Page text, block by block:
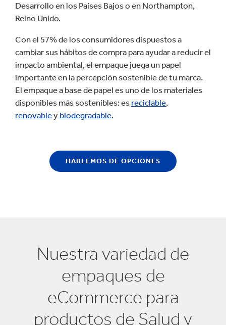
Desarrollo en los Países Bajos o en Northampton,
Reino Unido.
Con el 57% de los consumidores dispuestos a
cambiar sus hábitos de compra para ayudar a reducir el
impacto ambiental, el empaque juega un papel
importante en la percepción sostenible de tu marca.
El empaque a base de papel es uno de los materiales
disponibles más sostenibles: es reciclable,
renovabley biodegradable.
HABLEMOS DE OPCIONES
Nuestra variedad de
empaques de
eCommerce para
productos de Salud y